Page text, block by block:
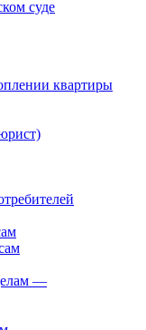
суде
квартиры
—